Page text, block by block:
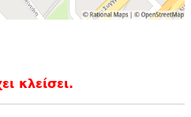
κλείσει.